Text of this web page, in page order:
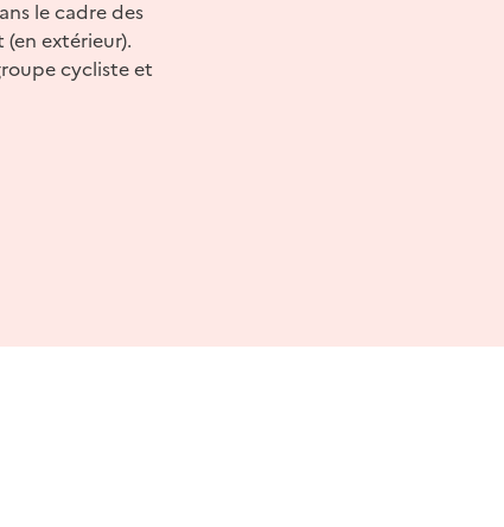
le cadre des
extérieur).
cycliste et